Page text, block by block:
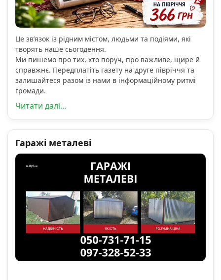
Це зв’язок із рідним містом, людьми та подіями, які
творять наше сьогодення.
Ми пишемо про тих, хто поруч, про важливе, щире й
справжнє. Передплатіть газету на друге півріччя та
залишайтеся разом із нами в інформаційному ритмі
громади.
Читати далі...
Гаражі металеві